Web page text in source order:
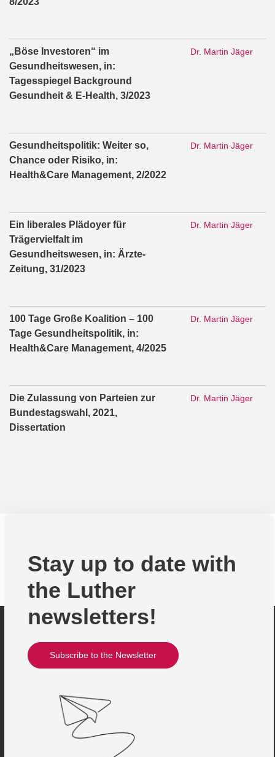
„Böse Investoren“ im
Gesundheitswesen, in:
Tagesspiegel Background
Gesundheit & E-Health, 3/2023
Dr. Martin Jäger
Gesundheitspolitik: Weiter so,
Chance oder Risiko, in:
Health&Care Management, 2/2022
Dr. Martin Jäger
Ein liberales Plädoyer für
Trägervielfalt im
Gesundheitswesen, in: Ärzte-
Zeitung, 31/2023
Dr. Martin Jäger
100 Tage Große Koalition – 100
Tage Gesundheitspolitik, in:
Health&Care Management, 4/2025
Dr. Martin Jäger
Die Zulassung von Parteien zur
Bundestagswahl, 2021,
Dissertation
Dr. Martin Jäger
Stay up to date with
the Luther
newsletters!
Subscribe to the Newsletter